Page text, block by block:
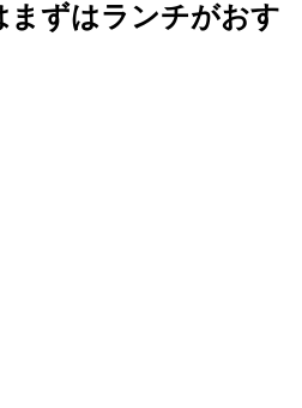
まずはランチがおす